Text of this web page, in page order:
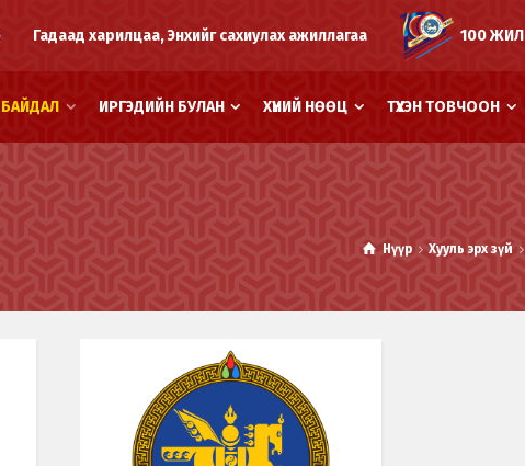
Гадаад харилцаа, Энхийг сахиулах ажиллагаа 100 ЖИЛ
ИРГЭДИЙН БУЛАН ХҮНИЙ НӨӨЦ ТҮҮХЭН ТОВЧООН
Нүүр Хууль эрх зүй